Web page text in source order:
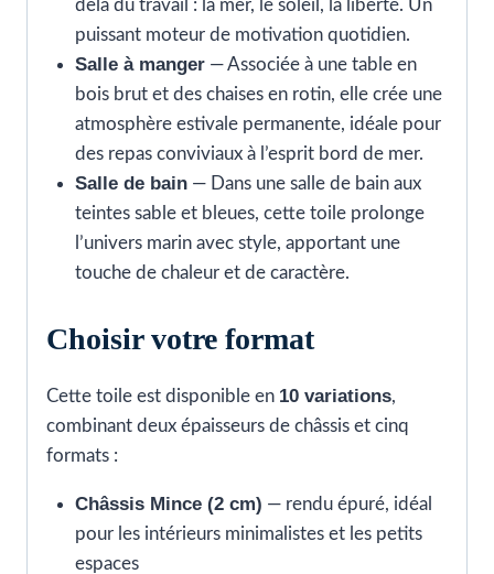
delà du travail : la mer, le soleil, la liberté. Un
puissant moteur de motivation quotidien.
Salle à manger— Associée à une table en
bois brut et des chaises en rotin, elle crée une
atmosphère estivale permanente, idéale pour
des repas conviviaux à l’esprit bord de mer.
Salle de bain— Dans une salle de bain aux
teintes sable et bleues, cette toile prolonge
l’univers marin avec style, apportant une
touche de chaleur et de caractère.
Choisir votre format
Cette toile est disponible en 10 variations,
combinant deux épaisseurs de châssis et cinq
formats :
Châssis Mince (2 cm) — rendu épuré, idéal
pour les intérieurs minimalistes et les petits
espaces